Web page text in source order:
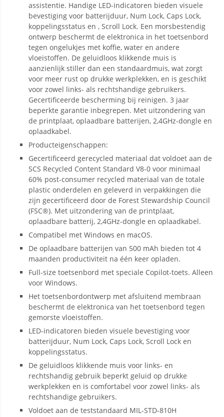
assistentie. Handige LED-indicatoren bieden visuele
bevestiging voor batterijduur, Num Lock, Caps Lock,
koppelingsstatus en , Scroll Lock. Een morsbestendig
ontwerp beschermt de elektronica in het toetsenbord
tegen ongelukjes met koffie, water en andere
vloeistoffen. De geluidloos klikkende muis is
aanzienlijk stiller dan een standaardmuis, wat zorgt
voor meer rust op drukke werkplekken, en is geschikt
voor zowel links- als rechtshandige gebruikers.
Gecertificeerde bescherming bij reinigen. 3 jaar
beperkte garantie inbegrepen. Met uitzondering van
de printplaat, oplaadbare batterijen, 2,4GHz-dongle en
oplaadkabel.
Producteigenschappen:
Gecertificeerd gerecycled materiaal dat voldoet aan de
SCS Recycled Content Standard V8-0 voor minimaal
60% post-consumer recycled materiaal van de totale
plastic onderdelen en geleverd in verpakkingen die
zijn gecertificeerd door de Forest Stewardship Council
(FSC®). Met uitzondering van de printplaat,
oplaadbare batterij, 2,4GHz-dongle en oplaadkabel.
Compatibel met Windows en macOS.
De oplaadbare batterijen van 500 mAh bieden tot 4
maanden productiviteit na één keer opladen.
Full-size toetsenbord met speciale Copilot-toets. Alleen
voor Windows.
Het toetsenbordontwerp met afsluitend membraan
beschermt de elektronica van het toetsenbord tegen
gemorste vloeistoffen.
LED-indicatoren bieden visuele bevestiging voor
batterijduur, Num Lock, Caps Lock, Scroll Lock en
koppelingsstatus.
De geluidloos klikkende muis voor links- en
rechtshandig gebruik beperkt geluid op drukke
werkplekken en is comfortabel voor zowel links- als
rechtshandige gebruikers.
Voldoet aan de teststandaard MIL-STD-810H